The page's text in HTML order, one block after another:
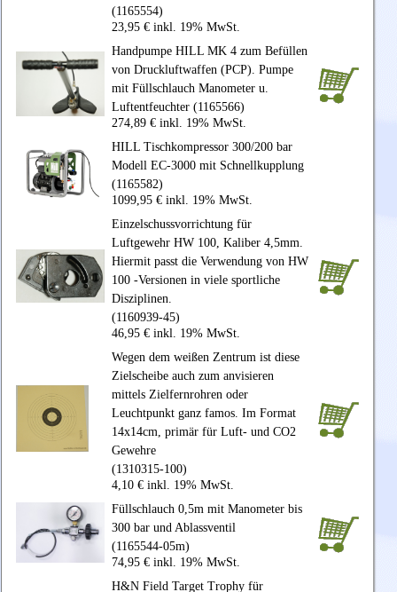
(1165554)
23,95 € inkl. 19% MwSt.
Handpumpe HILL MK 4 zum Befüllen
von Druckluftwaffen (PCP). Pumpe
mit Füllschlauch Manometer u.
Luftentfeuchter (1165566)
274,89 € inkl. 19% MwSt.
HILL Tischkompressor 300/200 bar
Modell EC-3000 mit Schnellkupplung
(1165582)
1099,95 € inkl. 19% MwSt.
Einzelschussvorrichtung für
Luftgewehr HW 100, Kaliber 4,5mm.
Hiermit passt die Verwendung von HW
100 -Versionen in viele sportliche
Disziplinen.
(1160939-45)
46,95 € inkl. 19% MwSt.
Wegen dem weißen Zentrum ist diese
Zielscheibe auch zum anvisieren
mittels Zielfernrohren oder
Leuchtpunkt ganz famos. Im Format
14x14cm, primär für Luft- und CO2
Gewehre
(1310315-100)
4,10 € inkl. 19% MwSt.
Füllschlauch 0,5m mit Manometer bis
300 bar und Ablassventil
(1165544-05m)
74,95 € inkl. 19% MwSt.
H&N Field Target Trophy für